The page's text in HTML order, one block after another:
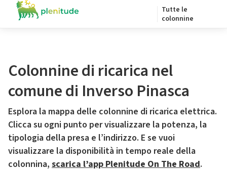
Tutte le
colonnine
Colonnine di ricarica nel
comune di Inverso Pinasca
Esplora la mappa delle colonnine di ricarica elettrica.
Clicca su ogni punto per visualizzare la potenza, la
tipologia della presa e l’indirizzo. E se vuoi
visualizzare la disponibilità in tempo reale della
colonnina, scarica l’app Plenitude On The Road.